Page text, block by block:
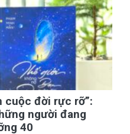
cuộc đời rực rỡ”:
người đang
40